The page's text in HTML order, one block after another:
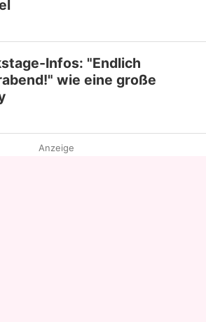
Infos: "Endlich
wie eine große
Anzeige